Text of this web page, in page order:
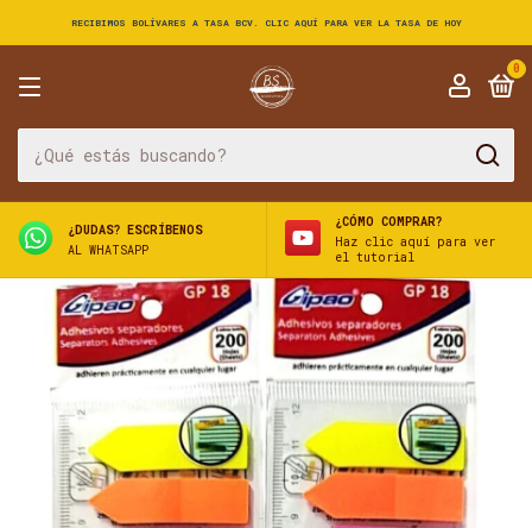
RECIBIMOS BOLÍVARES A TASA BCV. CLIC AQUÍ PARA VER LA TASA DE HOY
0
¿DUDAS? ESCRÍBENOS
AL WHATSAPP
¿CÓMO COMPRAR?
Haz clic aquí para ver
el tutorial